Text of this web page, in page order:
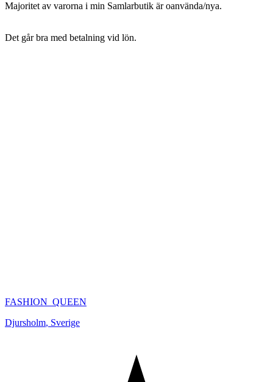
Majoritet av varorna i min Samlarbutik är oanvända/nya.
Det går bra med betalning vid lön.
FASHION_QUEEN
Djursholm, Sverige